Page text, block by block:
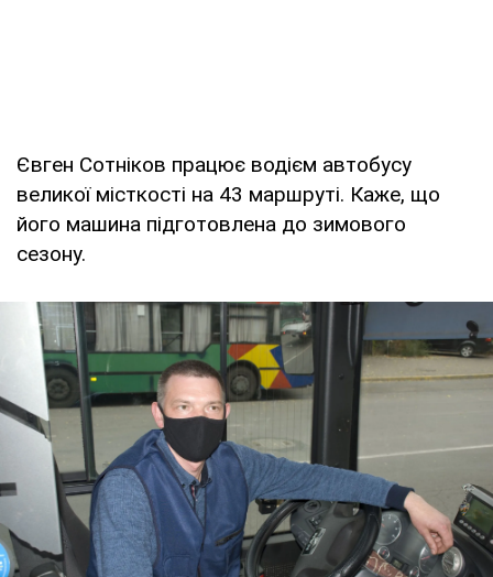
Євген Сотніков працює водієм автобусу
великої місткості на 43 маршруті. Каже, що
його машина підготовлена до зимового
сезону.